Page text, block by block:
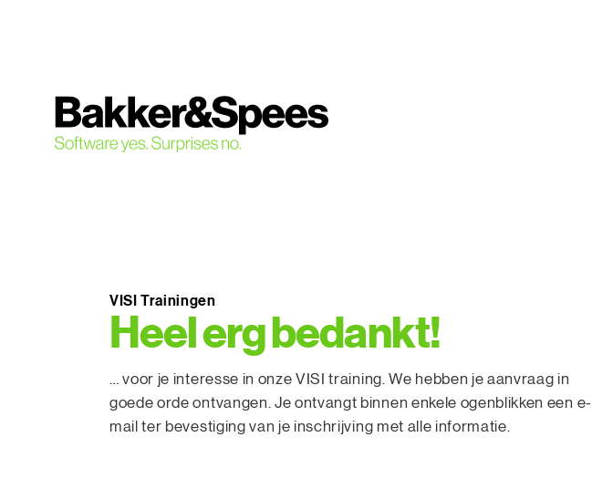
VISI Trainingen
Heel erg bedankt!
… voor je interesse in onze VISI training. We hebben je aanvraag in
goede orde ontvangen. Je ontvangt binnen enkele ogenblikken een e-
mail ter bevestiging van je inschrijving met alle informatie.